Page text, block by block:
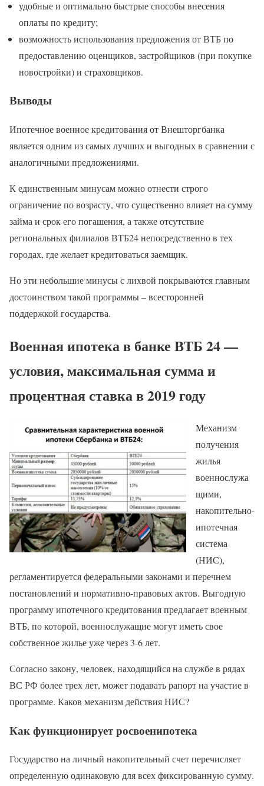
удобные и оптимально быстрые способы внесения
оплаты по кредиту;
возможность использования предложения от ВТБ по
предоставлению оценщиков, застройщиков (при покупке
новостройки) и страховщиков.
Выводы
Ипотечное военное кредитования от Внешторгбанка
является одним из самых лучших и выгодных в сравнении с
аналогичными предложениями.
К единственным минусам можно отнести строго
ограничение по возрасту, что существенно влияет на сумму
займа и срок его погашения, а также отсутствие
региональных филиалов ВТБ24 непосредственно в тех
городах, где желает кредитоваться заемщик.
Но эти небольшие минусы с лихвой покрываются главным
достоинством такой программы – всесторонней
поддержкой государства.
Военная ипотека в банке ВТБ 24 —
условия, максимальная сумма и
процентная ставка в 2019 году
Механизм
получения
жилья
военнослужа
щими,
накопительно-
ипотечная
система
(НИС),
регламентируется федеральными законами и перечнем
постановлений и нормативно-правовых актов. Выгодную
программу ипотечного кредитования предлагает военным
ВТБ, по которой, военнослужащие могут иметь свое
собственное жилье уже через 3-6 лет.
Согласно закону, человек, находящийся на службе в рядах
ВС РФ более трех лет, может подавать рапорт на участие в
программе. Каков механизм действия НИС?
Как функционирует росвоенипотека
Государство на личный накопительный счет перечисляет
определенную одинаковую для всех фиксированную сумму.